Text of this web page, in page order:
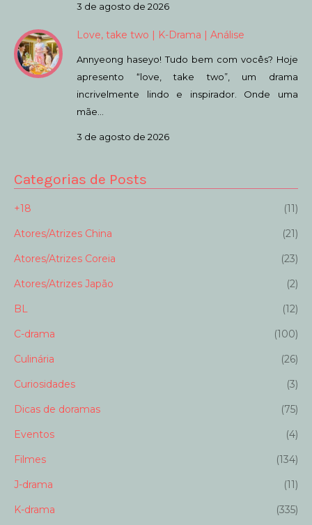
3 de agosto de 2026
Love, take two | K-Drama | Análise
Annyeong haseyo! Tudo bem com vocês? Hoje
apresento “love, take two”, um drama
incrivelmente lindo e inspirador. Onde uma
mãe…
3 de agosto de 2026
Categorias de Posts
+18
(11)
Atores/Atrizes China
(21)
Atores/Atrizes Coreia
(23)
Atores/Atrizes Japão
(2)
BL
(12)
C-drama
(100)
Culinária
(26)
Curiosidades
(3)
Dicas de doramas
(75)
Eventos
(4)
Filmes
(134)
J-drama
(11)
K-drama
(335)